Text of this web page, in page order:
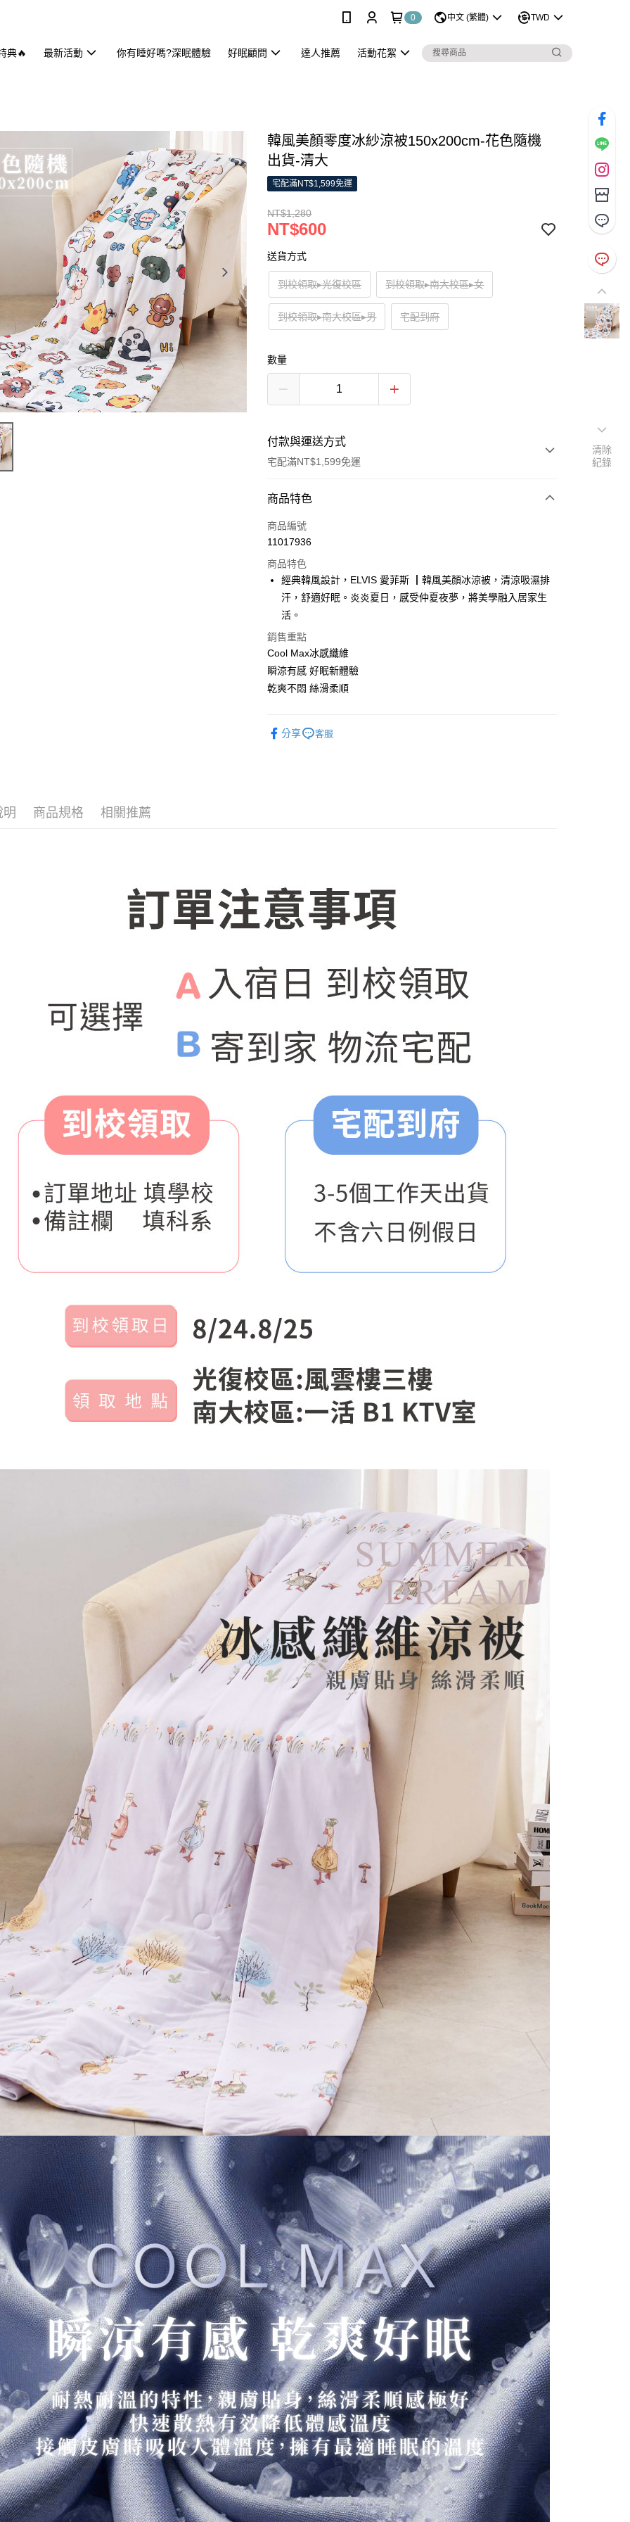
0 中文 (繁體) TWD
典🔥 最新活動 你有睡好嗎?深眠體驗 好眠顧問 達人推薦 活動花絮
韓風美顏零度冰紗涼被150x200cm-花色隨機
出貨-清大
宅配滿NT$1,599免運
NT$1,280
NT$600
送貨方式
到校領取▸光復校區 到校領取▸南大校區▸女
到校領取▸南大校區▸男 宅配到府
數量
付款與運送方式
宅配滿NT$1,599免運
付款方式
信用卡一次付款
Apple Pay
街口支付
全盈+PAY
物流宅配
商品特色
商品編號
11017936
商品特色
經典韓風設計，ELVIS 愛菲斯 ┃韓風美顏冰涼被，清涼吸濕排
汗，舒適好眠。炎炎夏日，感受仲夏夜夢，將美學融入居家生
活。
銷售重點
Cool Max冰感纖維
瞬涼有感 好眠新體驗
乾爽不悶 絲滑柔順
分享 客服
明 商品規格 相關推薦
清除
紀錄